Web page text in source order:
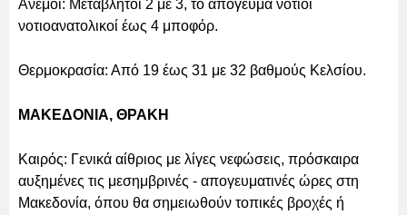
Ανεμοι: Μεταβλητοί 2 με 3, το απόγευμα νότιοι
νοτιοανατολικοί έως 4 μποφόρ.
Θερμοκρασία: Από 19 έως 31 με 32 βαθμούς Κελσίου.
ΜΑΚΕΔΟΝΙΑ, ΘΡΑΚΗ
Καιρός: Γενικά αίθριος με λίγες νεφώσεις, πρόσκαιρα
αυξημένες τις μεσημβρινές - απογευματινές ώρες στη
Μακεδονία, όπου θα σημειωθούν τοπικές βροχές ή